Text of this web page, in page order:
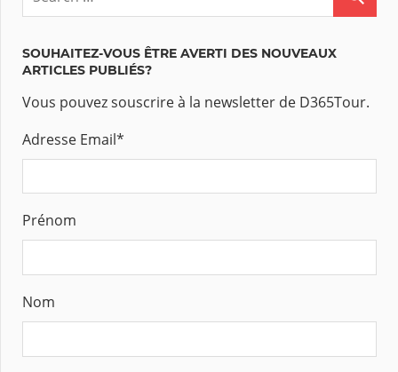
SOUHAITEZ-VOUS ÊTRE AVERTI DES NOUVEAUX
ARTICLES PUBLIÉS?
Vous pouvez souscrire à la newsletter de D365Tour.
Adresse Email*
Prénom
Nom